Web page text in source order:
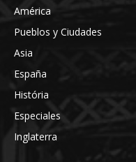
América
Pueblos y Ciudades
Asia
España
História
Especiales
Inglaterra